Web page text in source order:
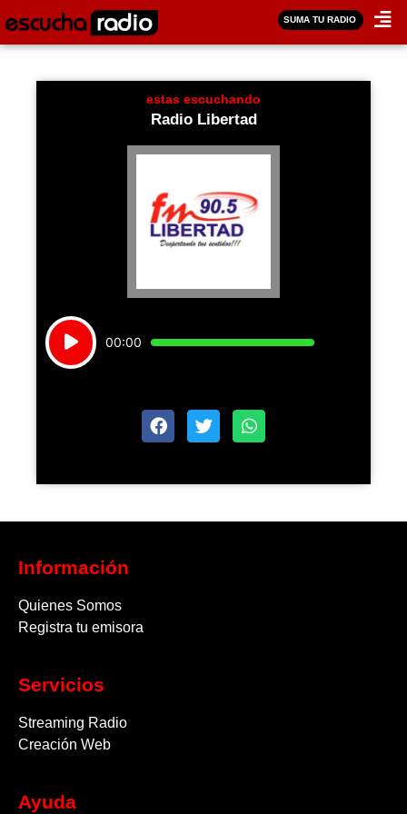
SUMA TU RADIO
estas escuchando
Radio Libertad
Reproductor
de
audio
00:00
Información
Quienes Somos
Registra tu emisora
Servicios
Streaming Radio
Creación Web
Ayuda